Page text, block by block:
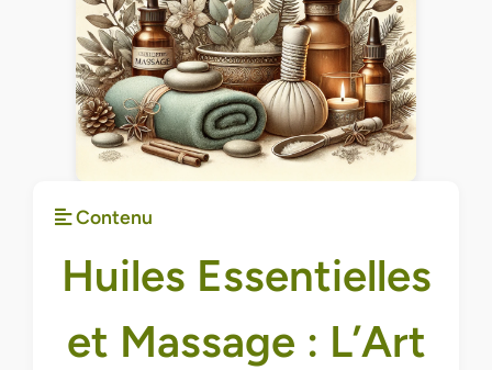
Contenu
Huiles Essentielles
et Massage : L’Art